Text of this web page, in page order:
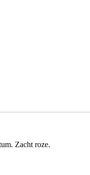
Zacht roze.